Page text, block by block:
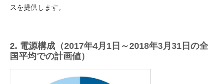
スを提供します。
2. 電源構成（2017年4月1日～2018年3月31日の全
国平均での計画値）